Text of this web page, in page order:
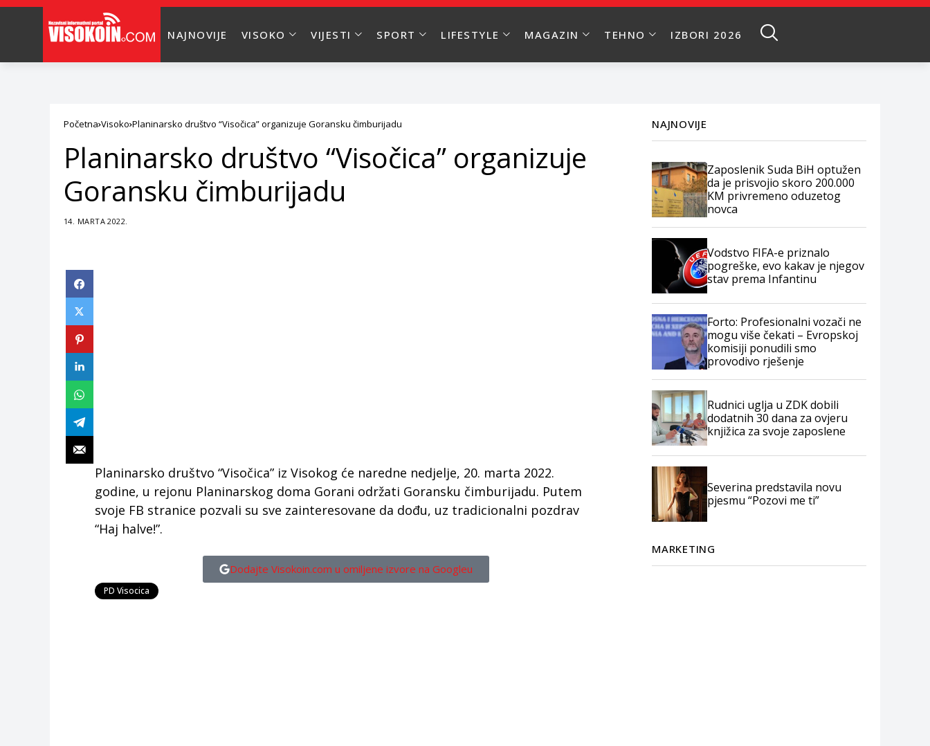
NAJNOVIJE VISOKO VIJESTI SPORT LIFESTYLE MAGAZIN TEHNO IZBORI 2026
Početna Visoko Planinarsko društvo “Visočica” organizuje Goransku čimburijadu
Planinarsko društvo “Visočica” organizuje
Goransku čimburijadu
14. MARTA 2022.
Planinarsko društvo “Visočica” iz Visokog će naredne nedjelje, 20. marta 2022.
godine, u rejonu Planinarskog doma Gorani održati Goransku čimburijadu. Putem
svoje FB stranice pozvali su sve zainteresovane da dođu, uz tradicionalni pozdrav
“Haj halve!”.
Dodajte Visokoin.com u omiljene izvore na Googleu
PD Visocica
NAJNOVIJE
Zaposlenik Suda BiH optužen
da je prisvojio skoro 200.000
KM privremeno oduzetog
novca
Vodstvo FIFA-e priznalo
pogreške, evo kakav je njegov
stav prema Infantinu
Forto: Profesionalni vozači ne
mogu više čekati – Evropskoj
komisiji ponudili smo
provodivo rješenje
Rudnici uglja u ZDK dobili
dodatnih 30 dana za ovjeru
knjižica za svoje zaposlene
Severina predstavila novu
pjesmu “Pozovi me ti”
MARKETING